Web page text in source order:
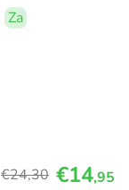
Za
€24,30 €14,95